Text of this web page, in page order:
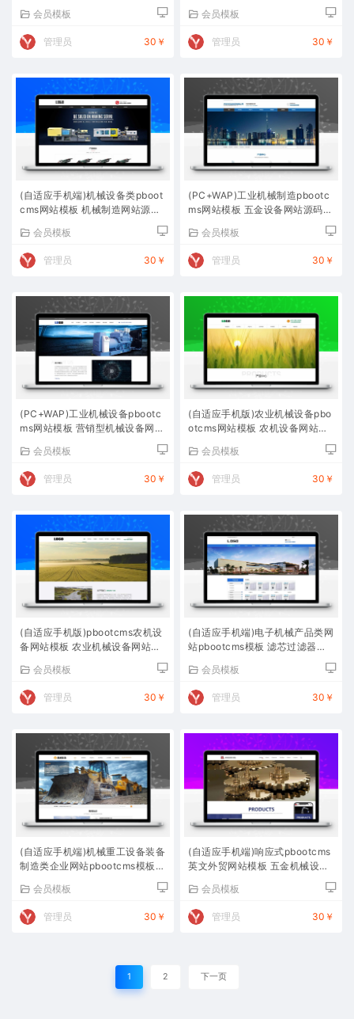
会员模板
管理员 30￥
会员模板
管理员 30￥
(自适应手机端)机械设备类pboot
cms网站模板 机械制造网站源码
会员模板
管理员 30￥
(PC+WAP)工业机械制造pbootc
ms网站模板 五金设备网站源码下
会员模板
管理员 30￥
(PC+WAP)工业机械设备pbootc
ms网站模板 营销型机械设备网站
会员模板
管理员 30￥
(自适应手机版)农业机械设备pbo
otcms网站模板 农机设备网站源
会员模板
管理员 30￥
(自适应手机版)pbootcms农机设
备网站模板 农业机械设备网站源
会员模板
管理员 30￥
(自适应手机端)电子机械产品类网
站pbootcms模板 滤芯过滤器网
会员模板
管理员 30￥
(自适应手机端)机械重工设备装备
制造类企业网站pbootcms模板
会员模板
管理员 30￥
(自适应手机端)响应式pbootcms
英文外贸网站模板 五金机械设备
会员模板
管理员 30￥
1 2 下一页